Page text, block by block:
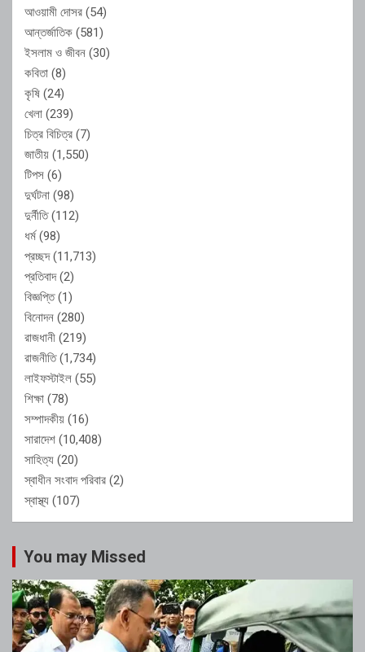
আওয়ামী দোসর (54)
আন্তর্জাতিক (581)
ইসলাম ও জীবন (30)
কবিতা (8)
কৃষি (24)
খেলা (239)
চিত্র বিচিত্র (7)
জাতীয় (1,550)
টিপস (6)
দুর্ঘটনা (98)
দুর্নীতি(112)
ধর্ম(98)
প্রচ্ছদ(11,713)
প্রতিবাদ(2)
বিজ্ঞপ্তি(1)
বিনোদন (280)
রাজধানী (219)
রাজনীতি(1,734)
লাইফস্টাইল (55)
শিক্ষা (78)
সম্পাদকীয় (16)
সারাদেশ (10,408)
সাহিত্য (20)
স্বাধীন সংবাদ পরিবার (2)
স্বাস্থ্য (107)
You may Missed